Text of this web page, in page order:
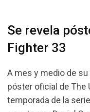
Se revela
Fighter 33
A mes y medio de su
póster oficial de The
temporada de la